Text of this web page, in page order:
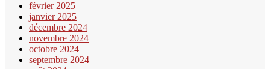
février 2025
janvier 2025
décembre 2024
novembre 2024
octobre 2024
septembre 2024